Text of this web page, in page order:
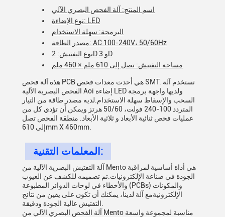
اسم المنتج: آلة الفحص البصري الآلي
نوع الإضاءة: LED
البرمجة: سهلة الاستخدام
مصدر الطاقة: AC 100-240V، 50/60Hz
نوع التفتيش: 2D و 3D
مساحة التفتيش: تصل إلى 610 ملم × 460 ملم
هذه آلة فحص PCB هي أحدث معدات فحص SMT. تستخدم آلة
الفحص البصرية الآلية Aoi إضاءة LED ولديها واجهة برمجة
السحب والإسقاط سهلة الاستخدام.لديه مصدر طاقة من التيار
المتردد 100-240 فولت، 50/60 هرتز ويمكن أن تؤدي كل من
عمليات فحص ثنائية الأبعاد و ثلاثية الأبعاد. منطقة الفحص تصل
إلى 610mm X 460mm.
المعلمات التقنية:
آلة التفتيش البصرية الآلية من Mento هي أداة أساسية لمراقبة
الجودة في صناعة الإلكترونيات.تم تصميمه للكشف عن العيوب
والأخطاء في لوحات الدوائر المطبوعة (PCBs) والمكونات
الإلكترونيةمع آلة لدينا، يمكنك أن تكون على يقين من نتائج
آلة الفحص البصري الآلي من Mento مناسبة لمجموعة واسعة